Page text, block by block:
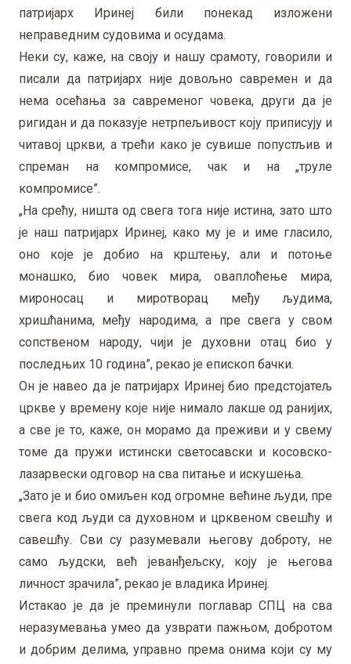
патријарх Иринеј били понекад изложени
неправедним судовима и осудама.
Неки су, каже, на своју и нашу срамоту, говорили и
писали да патријарх није довољно савремен и да
нема осећања за савременог човека, други да је
ригидан и да показује нетрпељивост коју приписују и
читавој цркви, а трећи како је сувише попустљив и
спреман на компромисе, чак и на „труле
компромисе”.
„На срећу, ништа од свега тога није истина, зато што
је наш патријарх Иринеј, како му је и име гласило,
оно које је добио на крштењу, али и потоње
монашко, био човек мира, оваплоћење мира,
мироносац и миротворац међу људима,
хришћанима, међу народима, а пре свега у свом
сопственом народу, чији је духовни отац био у
последњих 10 година”, рекао је епископ бачки.
Он је навео да је патријарх Иринеј био предстојатељ
цркве у времену које није нимало лакше од ранијих,
а све је то, каже, он морамо да преживи и у свему
томе да пружи истински светосавски и косовско-
лазарвески одговор на сва питање и искушења.
„Зато је и био омиљен код огромне већине људи, пре
свега код људи са духовном и црквеном свешћу и
савешћу. Сви су разумевали његову доброту, не
само људски, већ јеванђељску, коју је његова
личност зрачила”, рекао је владика Иринеј.
Истакао је да је преминули поглавар СПЦ на сва
неразумевања умео да узврати пажњом, добротом
и добрим делима, управно према онима који су му